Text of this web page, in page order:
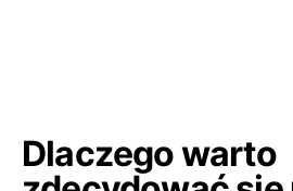
Dlaczego warto